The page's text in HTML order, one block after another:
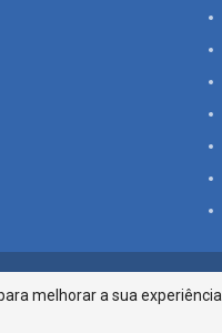
Sergipe. Todos os direitos
melhorar a sua